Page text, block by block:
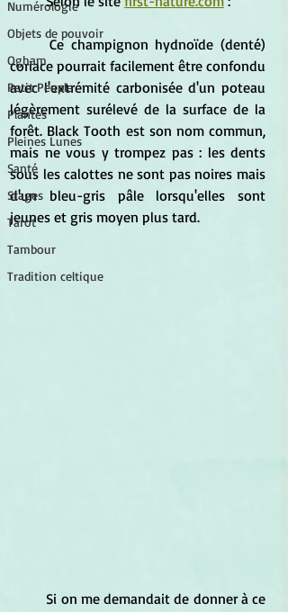
Numérologie
Objets de pouvoir
Ogham
Petit Peuple
Plantes
Pleines Lunes
Santé
Stages
Tarot
Tambour
Tradition celtique
	Ce champignon hydnoïde (denté)
coriace pourrait facilement être confondu
avec l'extrémité carbonisée d'un poteau
légèrement surélevé de la surface de la
forêt. Black Tooth est son nom commun,
mais ne vous y trompez pas : les dents
sous les calottes ne sont pas noires mais
d'un bleu-gris pâle lorsqu'elles sont
jeunes et gris moyen plus tard.